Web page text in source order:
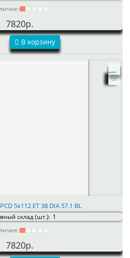
7820р.
В корзину
5x112 ET 38 DIA 57.1 BL
склад (шт.): 1
7820р.